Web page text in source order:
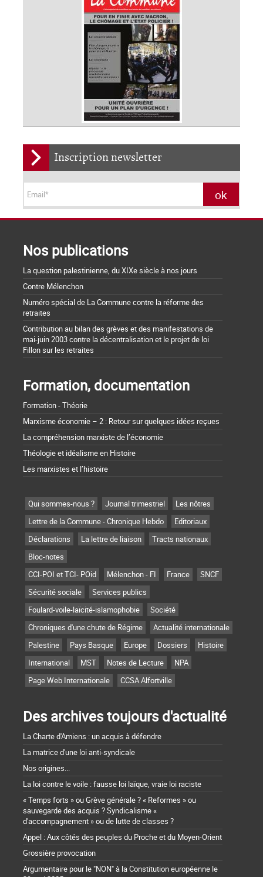
Inscription newsletter
Nos publications
La question palestinienne, du XIXe siècle à nos jours
Contre Mélenchon
Numéro spécial de La Commune contre la réforme des
retraites
Contribution au bilan des grèves et des manifestations de
mai-juin 2003 contre la décentralisation et le projet de loi
Fillon sur les retraites
Formation, documentation
Formation - Théorie
Marxisme économie – 2 : Retour sur quelques idées reçues
La compréhension marxiste de l’économie
Théologie et idéalisme en Histoire
Les marxistes et l’histoire
Qui sommes-nous ? Journal trimestriel
Les nôtres
Lettre de la Commune - Chronique Hebdo
Editoriaux
Déclarations
La lettre de liaison
Tracts nationaux
Bloc-notes
CCI-POI et TCI- POid
Mélenchon - FI France
SNCF
Sécurité sociale
Services publics
Foulard-voile-laïcité-islamophobie
Société
Chroniques d'une chute de Régime
Actualité internationale
Palestine
Pays Basque Europe Dossiers
Histoire
International
MST Notes de Lecture
NPA
Page Web Internationale
CCSA Alfortville
Des archives toujours d'actualité
La Charte d'Amiens : un acquis à défendre
La matrice d'une loi anti-syndicale
Nos origines...
La loi contre le voile : fausse loi laïque, vraie loi raciste
« Temps forts » ou Grève générale ? « Reformes » ou
sauvegarde des acquis ? Syndicalisme «
d'accompagnement » ou de lutte de classes ?
Appel : Aux côtés des peuples du Proche et du Moyen-Orient
Grossière provocation
Argumentaire pour le "NON" à la Constitution européenne le